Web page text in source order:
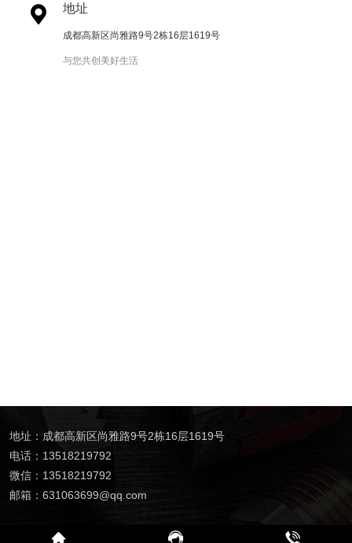
 地址
成都高新区尚雅路9号2栋16层1619号
与您共创美好生活
地址：成都高新区尚雅路9号2栋16层1619号
电话：13518219792
微信：13518219792
邮箱：631063699@qq.com